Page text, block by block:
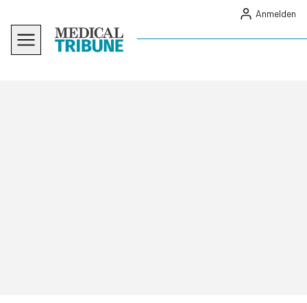
Anmelden